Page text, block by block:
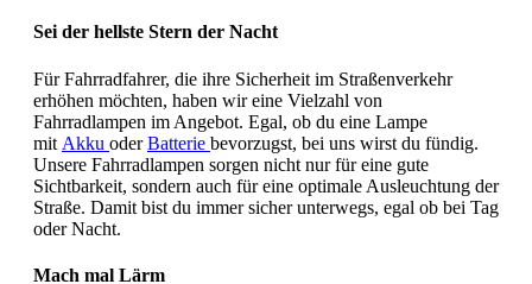
Sei der hellste Stern der Nacht
Für Fahrradfahrer, die ihre Sicherheit im Straßenverkehr
erhöhen möchten, haben wir eine Vielzahl von
Fahrradlampen im Angebot. Egal, ob du eine Lampe
mit Akku oderBatterie bevorzugst, bei uns wirst du fündig.
Unsere Fahrradlampen sorgen nicht nur für eine gute
Sichtbarkeit, sondern auch für eine optimale Ausleuchtung der
Straße. Damit bist du immer sicher unterwegs, egal ob bei Tag
oder Nacht.
Mach mal Lärm